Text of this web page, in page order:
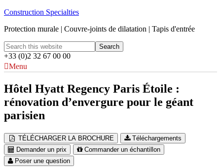
Construction Specialties
Protection murale | Couvre-joints de dilatation | Tapis d'entrée
+33 (0)2 32 67 00 00
Menu
Hôtel Hyatt Regency Paris Étoile :
rénovation d’envergure pour le géant
parisien
TÉLÉCHARGER LA BROCHURE
Téléchargements
Demander un prix
Commander un échantillon
Poser une question